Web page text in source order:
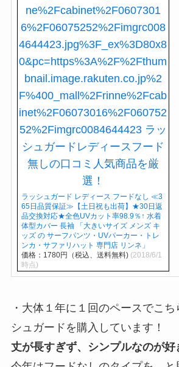
ラッシュガード レディース フードなし ≪3
65日品質保証≫【土日祝も出荷】★30日返
品交換対応★全色UVカット率98.9％↑ 水着
体型カバー 長袖 「大きいサイズ メンズ キ
ッズ の サーフパンツ・UVパーカー・トレ
ンカ・サファリハット 専門店 リンネ」
価格：1780円（税込、送料無料) (2018/6/1
時点)
・大体１年に１回のペースでこ
シュガードを購入しています！
丈が長すぎず、シンプルなのが好